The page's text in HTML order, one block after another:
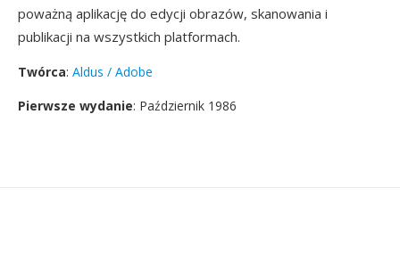
poważną aplikację do edycji obrazów, skanowania i
publikacji na wszystkich platformach.
Twórca: Aldus / Adobe
Pierwsze wydanie: Październik 1986